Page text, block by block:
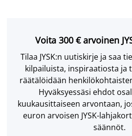
Voita 300 € arvoinen
Tilaa JYSK:n uutiskirje ja saa
kilpailuista, inspiraatiosta ja
räätälöidään
Hyväksyessäsi ehdot
kuukausittaiseen arvontaan,
euron arvoisen JYSK-
säännöt.